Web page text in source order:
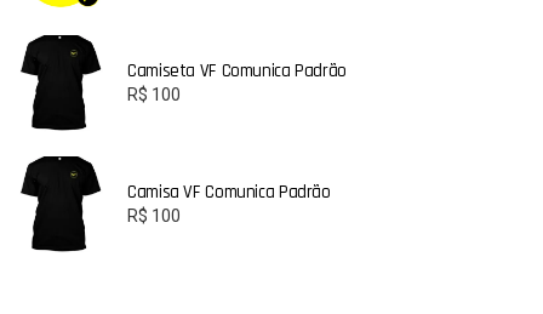
Camiseta VF Comunica Padrão
R$ 100
Camisa VF Comunica Padrão
R$ 100